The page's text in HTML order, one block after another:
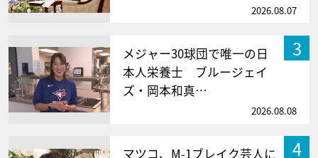
2026.08.07
3
メジャー30球団で唯一の日
本人栄養士 ブルージェイ
ズ・岡本和真…
2026.08.08
4
マツコ、M-1ブレイク芸人に